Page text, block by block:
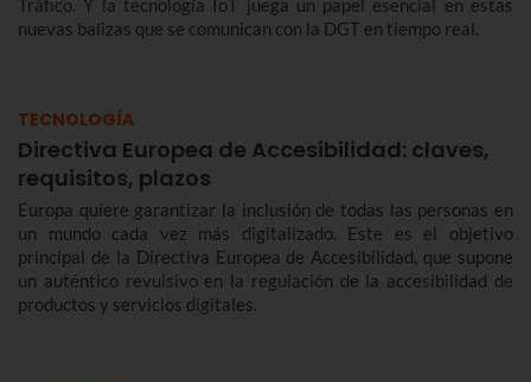
Tráfico. Y la tecnología IoT juega un papel esencial en estas
nuevas balizas que se comunican con la DGT en tiempo real.
TECNOLOGÍA
Directiva Europea de Accesibilidad: claves,
requisitos, plazos
Europa quiere garantizar la inclusión de todas las personas en
un mundo cada vez más digitalizado. Este es el objetivo
principal de la Directiva Europea de Accesibilidad, que supone
un auténtico revulsivo en la regulación de la accesibilidad de
productos y servicios digitales.